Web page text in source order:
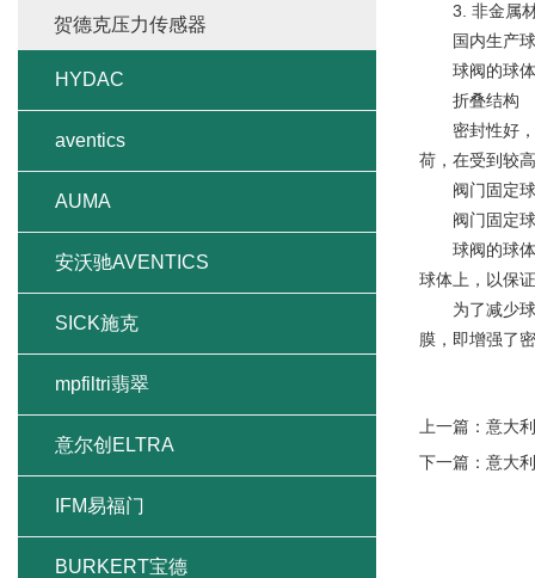
3. 非金属材
国内生产球
球阀的球体
折叠结构
密封性好，
荷，在受到较
阀门固定球
阀门固定球
球阀的球体
球体上，以保
为了减少球
膜，即增强了
上一篇： 意大
下一篇： 意大
贺德克压力传感器
HYDAC
aventics
AUMA
安沃驰AVENTICS
SICK施克
mpfiltri翡翠
意尔创ELTRA
IFM易福门
BURKERT宝德